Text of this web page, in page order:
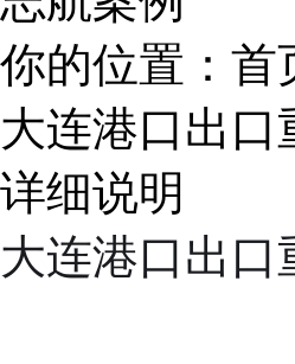
你的位置： 首
大连港口出口
详细说明
大连港口出